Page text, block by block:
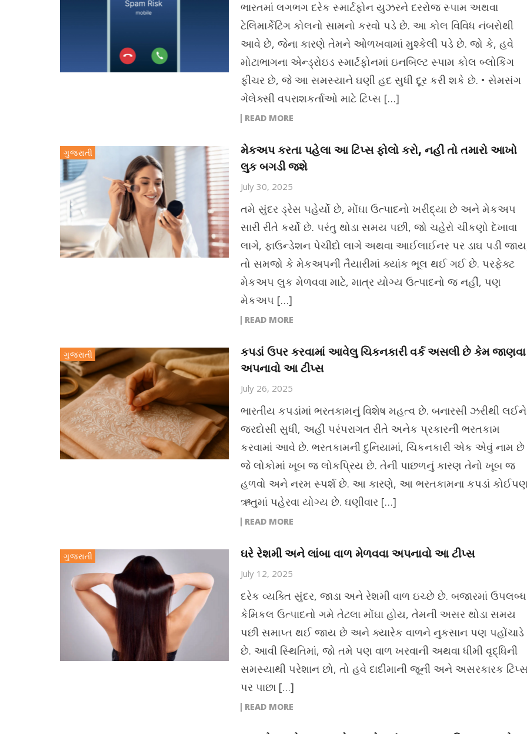
ભારતમાં લગભગ દરેક સ્માર્ટફોન યુઝરને દરરોજ સ્પામ અથવા
ટેલિમાર્કેટિંગ કોલનો સામનો કરવો પડે છે. આ કોલ વિવિધ નંબરોથી
આવે છે, જેના કારણે તેમને ઓળખવામાં મુશ્કેલી પડે છે. જો કે, હવે
મોટાભાગના એન્ડ્રોઇડ સ્માર્ટફોનમાં ઇનબિલ્ટ સ્પામ કોલ બ્લોકિંગ
ફીચર છે, જે આ સમસ્યાને ઘણી હદ સુધી દૂર કરી શકે છે. • સેમસંગ
ગેલેક્સી વપરાશકર્તાઓ માટે ટિપ્સ […]
READ MORE
ગુજરાતી
મેકઅપ કરતા પહેલા આ ટિપ્સ ફોલો કરો, નહીં તો તમારો આખો
લુક બગડી જશે
July 30, 2025
તમે સુંદર ડ્રેસ પહેર્યો છે, મોંઘા ઉત્પાદનો ખરીદ્યા છે અને મેકઅપ
સારી રીતે કર્યો છે. પરંતુ થોડા સમય પછી, જો ચહેરો ચીકણો દેખાવા
લાગે, ફાઉન્ડેશન પેચીદો લાગે અથવા આઈલાઈનર પર ડાઘ પડી
તો સમજો કે મેકઅપની તૈયારીમાં ક્યાંક ભૂલ થઈ ગઈ છે. પરફેક્ટ
મેકઅપ લુક મેળવવા માટે, માત્ર યોગ્ય ઉત્પાદનો જ નહીં, પણ
મેકઅપ […]
READ MORE
ગુજરાતી
કપડાં ઉપર કરવામાં આવેલુ ચિકનકારી વર્ક અસલી છે કેમ જાણવા
અપનાવો આ ટીપ્સ
July 26, 2025
ભારતીય કપડાંમાં ભરતકામનું વિશેષ મહત્વ છે. બનારસી ઝરીથી લઈને
જરદોસી સુધી, અહીં પરંપરાગત રીતે અનેક પ્રકારની ભરતકામ
કરવામાં આવે છે. ભરતકામની દુનિયામાં, ચિકનકારી એક એવું નામ છે
જે લોકોમાં ખૂબ જ લોકપ્રિય છે. તેની પાછળનું કારણ તેનો ખૂબ જ
હળવો અને નરમ સ્પર્શ છે. આ કારણે, આ ભરતકામના કપડાં
ઋતુમાં પહેરવા યોગ્ય છે. ઘણીવાર […]
READ MORE
ગુજરાતી ઘરે રેશમી અને લાંબા વાળ મેળવવા અપનાવો આ ટીપ્સ
July 12, 2025
દરેક વ્યક્તિ સુંદર, જાડા અને રેશમી વાળ ઇચ્છે છે. બજારમાં ઉપલબ્ધ
કેમિકલ ઉત્પાદનો ગમે તેટલા મોંઘા હોય, તેમની અસર થોડા સમય
પછી સમાપ્ત થઈ જાય છે અને ક્યારેક વાળને નુકસાન પણ પહોંચાડે
છે. આવી સ્થિતિમાં, જો તમે પણ વાળ ખરવાની અથવા ધીમી વૃદ્ધિની
સમસ્યાથી પરેશાન છો, તો હવે દાદીમાની જૂની અને અસરકારક
પર પાછા […]
READ MORE